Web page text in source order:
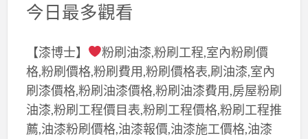
今日最多觀看
【漆博士】
粉刷油漆,粉刷工程,室內粉刷價
格,粉刷價格,粉刷費用,粉刷價格表,刷油漆,室內
刷漆價格,粉刷油漆價格,粉刷油漆費用,房屋粉刷
油漆,粉刷工程價目表,粉刷工程價格,粉刷工程推
薦,油漆粉刷價格,油漆報價,油漆施工價格,油漆